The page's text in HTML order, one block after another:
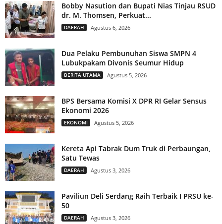
Bobby Nasution dan Bupati Nias Tinjau RSUD
dr. M. Thomsen, Perkuat...
DAERAH Agustus 6, 2026
Dua Pelaku Pembunuhan Siswa SMPN 4
Lubukpakam Divonis Seumur Hidup
BERITA UTAMA Agustus 5, 2026
BPS Bersama Komisi X DPR RI Gelar Sensus
Ekonomi 2026
EKONOMI Agustus 5, 2026
Kereta Api Tabrak Dum Truk di Perbaungan,
Satu Tewas
DAERAH Agustus 3, 2026
Paviliun Deli Serdang Raih Terbaik I PRSU ke-
50
DAERAH Agustus 3, 2026